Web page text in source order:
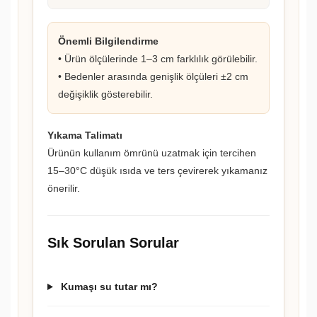
Önemli Bilgilendirme
• Ürün ölçülerinde 1–3 cm farklılık görülebilir.
• Bedenler arasında genişlik ölçüleri ±2 cm
değişiklik gösterebilir.
Yıkama Talimatı
Ürünün kullanım ömrünü uzatmak için tercihen
15–30°C düşük ısıda ve ters çevirerek yıkamanız
önerilir.
Sık Sorulan Sorular
Kumaşı su tutar mı?